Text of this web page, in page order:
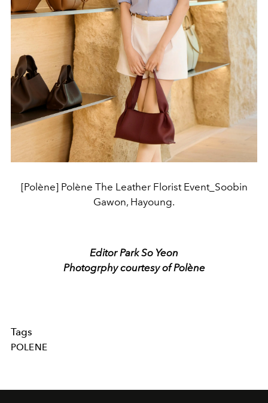
[Polène] Polène The Leather Florist Event_Soobin
Gawon, Hayoung.
Editor Park So Yeon
Photogrphy courtesy of Polène
Tags
POLENE